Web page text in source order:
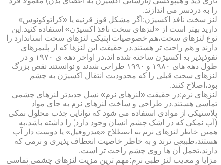
را به دردسر می اندازند.
لنز سخت نافذ اکسیژن:اگر مشکل قوز قرنیه یا «کراتوکونوس»
دارید بهتر است از «لنزهای سخت نافذ اکسیژن» استفاده کنید.این
نوع لنزهای سخت،هم خصوصیات اپتیکی لنزهای سخت استاندارد را
دارند و هم راحت تر هستند.در حقیقت این لنزها که از پلیمرهای
نفوذپذیر به اکسیژن ساخته شده اند،در اواخر دهه ی ۱۹۷۰ و در
طول دهه های ۱۹۸۰ و ۱۹۹۰ طراحی شدند و توانستند نقص بزرگ
لنزهای سخت قبلی را که محدودیت انتقال اکسیژن به چشم
بود،اصلاح کنند.
لنزهای نرم:در حقیقت «لنزهای نرم» نسل جدیدتر لنزهای چشمی
تماسی هستند.در طراحی و ساخت لنزهای نرم به جای مواد
پلاستیکی از موادی استفاده می شود که توانایی جذب محلول نمکی
(آب نمکی که در اشک چشم انسان وجود دارد) را داشته باشد،به
همین خاطر لنزهای نرم به اصطلاح «هیدروفیل» یا دوست دار آب
هستند،طبیعی ترند و به خاطر خاصیت انعطاف پذیری و نرمی که
دارند،تحمل آن ها روی چشم راحت تر است.
مزایا و معایب لنز طبی نرم:مهم ترین مزیت لنزهای چشمی تماسی